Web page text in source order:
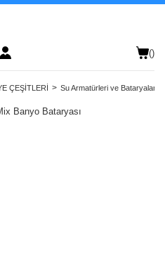
()
ÇEŞİTLERİ Su Armatürleri ve Bataryalar